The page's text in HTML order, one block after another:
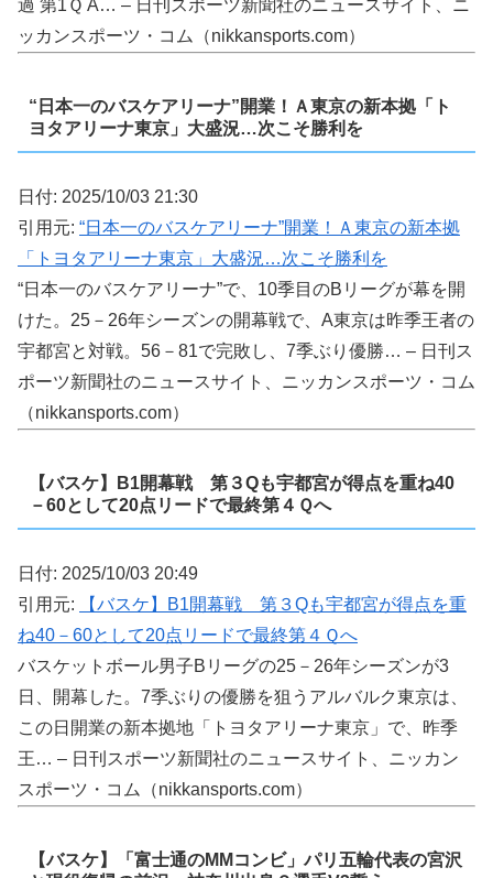
過 第1Ｑ A… – 日刊スポーツ新聞社のニュースサイト、ニ
ッカンスポーツ・コム（nikkansports.com）
“日本一のバスケアリーナ”開業！Ａ東京の新本拠「ト
ヨタアリーナ東京」大盛況…次こそ勝利を
日付: 2025/10/03 21:30
引用元: “日本一のバスケアリーナ”開業！Ａ東京の新本拠
「トヨタアリーナ東京」大盛況…次こそ勝利を
“日本一のバスケアリーナ”で、10季目のBリーグが幕を開
けた。25－26年シーズンの開幕戦で、A東京は昨季王者の
宇都宮と対戦。56－81で完敗し、7季ぶり優勝… – 日刊ス
ポーツ新聞社のニュースサイト、ニッカンスポーツ・コム
（nikkansports.com）
【バスケ】B1開幕戦 第３Qも宇都宮が得点を重ね40
－60として20点リードで最終第４Ｑへ
日付: 2025/10/03 20:49
引用元:
【バスケ】B1開幕戦 第３Qも宇都宮が得点を重
ね40－60として20点リードで最終第４Ｑへ
バスケットボール男子Bリーグの25－26年シーズンが3
日、開幕した。7季ぶりの優勝を狙うアルバルク東京は、
この日開業の新本拠地「トヨタアリーナ東京」で、昨季
王… – 日刊スポーツ新聞社のニュースサイト、ニッカン
スポーツ・コム（nikkansports.com）
【バスケ】「富士通のMMコンビ」パリ五輪代表の宮沢